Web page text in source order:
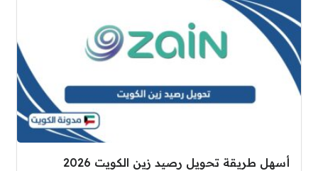
أسهل طريقة تحويل رصيد زين الكويت 2026